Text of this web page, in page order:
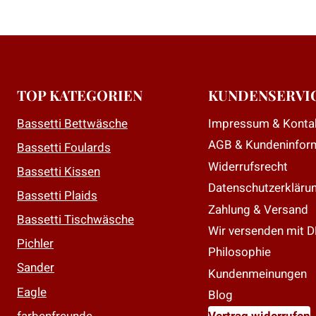
TOP KATEGORIEN
Bassetti Bettwäsche
Bassetti Foulards
Bassetti Kissen
Bassetti Plaids
Bassetti Tischwäsche
Pichler
Sander
Eagle
Impressum &
AGB &
Widerrufsrecht
Zahlung & Versand
Wir versenden mit
Philosophie
Kundenmeinungen
Blog